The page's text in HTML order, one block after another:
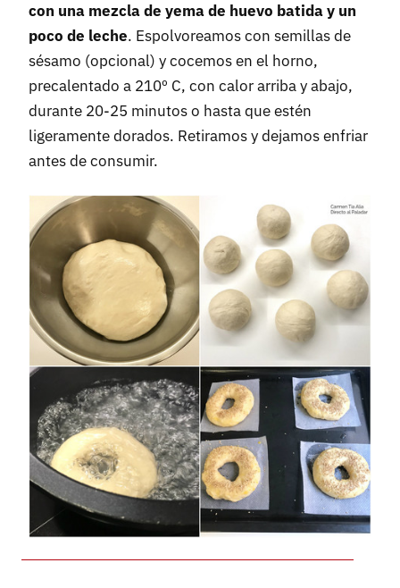
con una mezcla de yema de huevo batida y un
poco de leche. Espolvoreamos con semillas de
sésamo (opcional) y cocemos en el horno,
precalentado a 210º C, con calor arriba y abajo,
durante 20-25 minutos o hasta que estén
ligeramente dorados. Retiramos y dejamos enfriar
antes de consumir.